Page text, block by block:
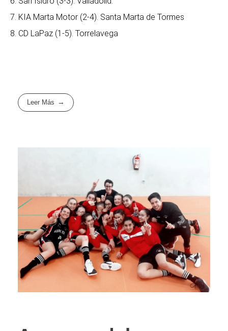
7. KIA Marta Motor (2-4). Santa Marta de Tormes
8. CD LaPaz (1-5). Torrelavega
Leer Más